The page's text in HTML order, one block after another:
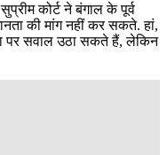
कोर्ट ने बंगाल के पूर्व
की मांग नहीं कर सकते. हां,
पर सवाल उठा सकते हैं, लेकिन